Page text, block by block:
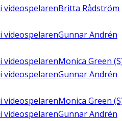
i videospelarenBritta Rådström
i videospelarenGunnar Andrén
i videospelarenMonica Green
i videospelarenGunnar Andrén
i videospelarenMonica Green
i videospelarenGunnar Andrén